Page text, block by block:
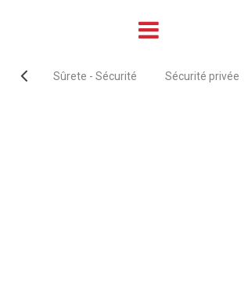
Sûrete - Sécurité Sécurité privée